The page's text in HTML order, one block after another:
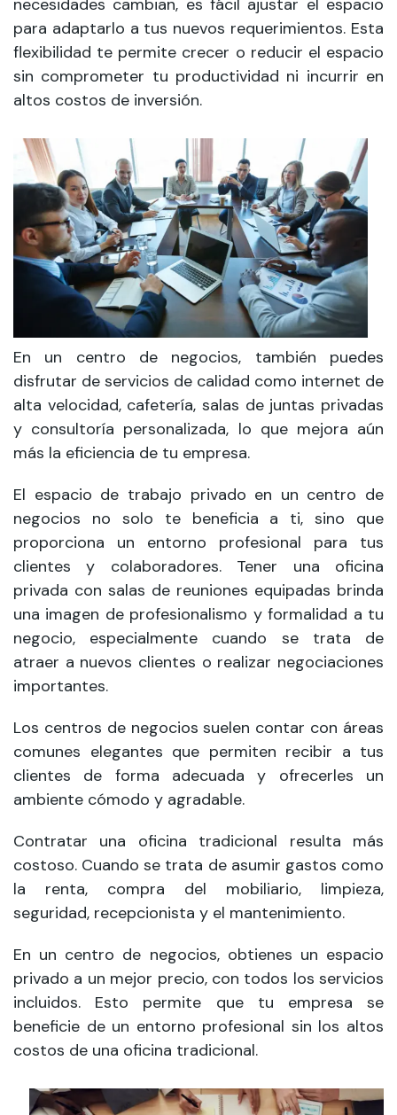
necesidades cambian, es fácil ajustar el espacio
para adaptarlo a tus nuevos requerimientos. Esta
flexibilidad te permite crecer o reducir el espacio
sin comprometer tu productividad ni incurrir en
altos costos de inversión.
En un centro de negocios, también puedes
disfrutar de servicios de calidad como internet de
alta velocidad, cafetería, salas de juntas privadas
y consultoría personalizada, lo que mejora aún
más la eficiencia de tu empresa.
El espacio de trabajo privado en un centro de
negocios no solo te beneficia a ti, sino que
proporciona un entorno profesional para tus
clientes y colaboradores. Tener una oficina
privada con salas de reuniones equipadas brinda
una imagen de profesionalismo y formalidad a tu
negocio, especialmente cuando se trata de
atraer a nuevos clientes o realizar negociaciones
importantes.
Los centros de negocios suelen contar con áreas
comunes elegantes que permiten recibir a tus
clientes de forma adecuada y ofrecerles un
ambiente cómodo y agradable.
Contratar una oficina tradicional resulta más
costoso. Cuando se trata de asumir gastos como
la renta, compra del mobiliario, limpieza,
seguridad, recepcionista y el mantenimiento.
En un centro de negocios, obtienes un espacio
privado a un mejor precio, con todos los servicios
incluidos. Esto permite que tu empresa se
beneficie de un entorno profesional sin los altos
costos de una oficina tradicional.